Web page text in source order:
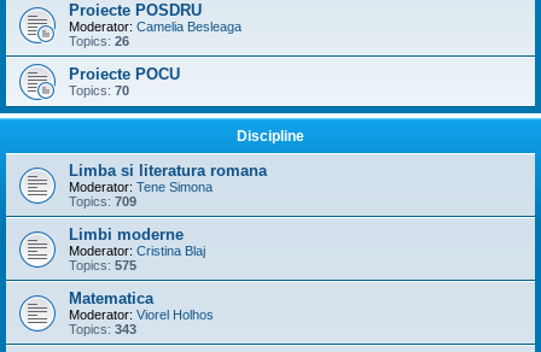
Proiecte POSDRU
Moderator: Camelia Besleaga
Topics: 26
Proiecte POCU
Topics: 70
Discipline
Limba si literatura romana
Moderator: Tene Simona
Topics: 709
Limbi moderne
Moderator: Cristina Blaj
Topics: 575
Matematica
Moderator: Viorel Holhos
Topics: 343